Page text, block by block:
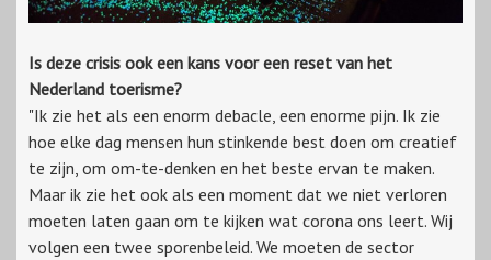
Is deze crisis ook een kans voor een reset van het
Nederland toerisme?
"Ik zie het als een enorm debacle, een enorme pijn. Ik zie
hoe elke dag mensen hun stinkende best doen om creatief
te zijn, om om-te-denken en het beste ervan te maken.
Maar ik zie het ook als een moment dat we niet verloren
moeten laten gaan om te kijken wat corona ons leert. Wij
volgen een twee sporenbeleid. We moeten de sector